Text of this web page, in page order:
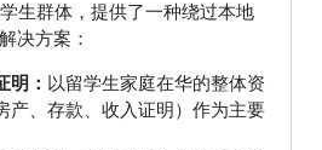
生群体，提供了一种绕过本地
决方案：
明： 以留学生家庭在华的整体资
产、存款、收入证明）作为主要